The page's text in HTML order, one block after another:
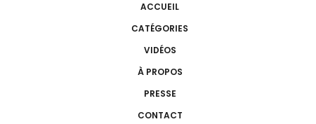
ACCUEIL
CATÉGORIES
VIDÉOS
À PROPOS
PRESSE
CONTACT